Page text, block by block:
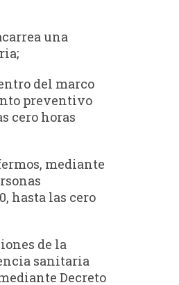
una
del marco
preventivo
cero horas
mediante
hasta las cero
de la
sanitaria
Decreto